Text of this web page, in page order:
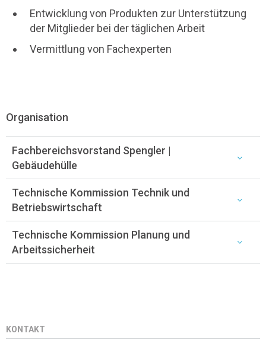
Entwicklung von Produkten zur Unterstützung
der Mitglieder bei der täglichen Arbeit
Vermittlung von Fachexperten
Organisation
Fachbereichsvorstand Spengler |
Gebäudehülle
Technische Kommission Technik und
Betriebswirtschaft
Technische Kommission Planung und
Arbeitssicherheit
KONTAKT